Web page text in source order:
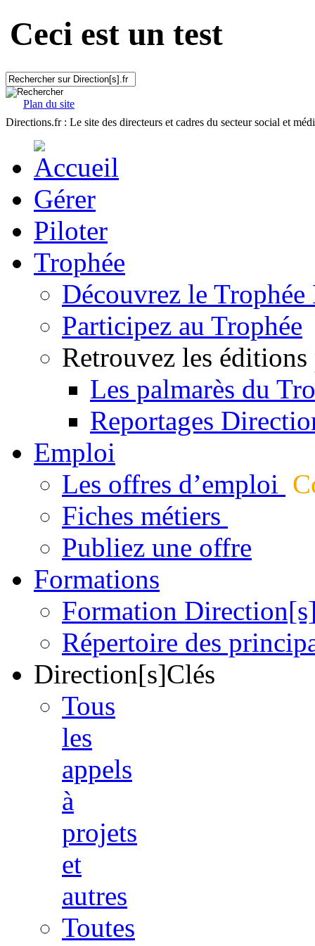
Ceci est un test
Plan du site
Directions.fr : Le site des directeurs et cadres du secteur social et
Gérer
Piloter
Trophée
Découvrez le
Participez au Trophée
Retrouvez les éditions
Les palmarès du
Reportages
Emploi
Les offres d’emploi
Fiches métiers
Publiez une offre
Formations
Formation
Répertoire des
Direction[s]Clés
Tous
les
appels
à
projets
et
autres
Toutes